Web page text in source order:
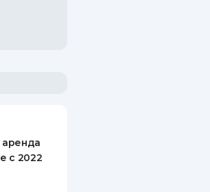
с 2022